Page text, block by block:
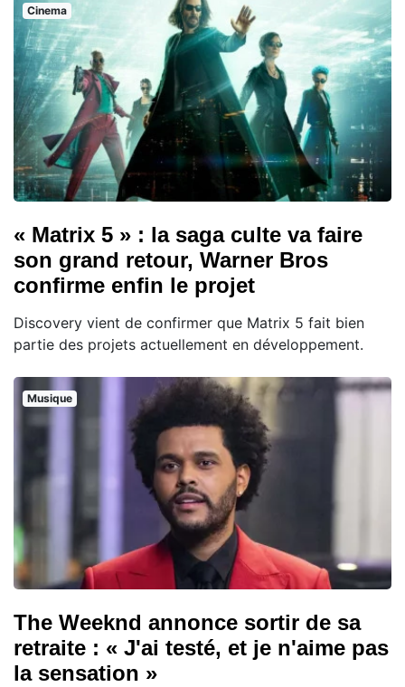
Cinema
« Matrix 5 » : la saga culte va faire
son grand retour, Warner Bros
confirme enfin le projet
Discovery vient de confirmer que Matrix 5 fait bien
partie des projets actuellement en développement.
Musique
The Weeknd annonce sortir de sa
retraite : « J'ai testé, et je n'aime pas
la sensation »